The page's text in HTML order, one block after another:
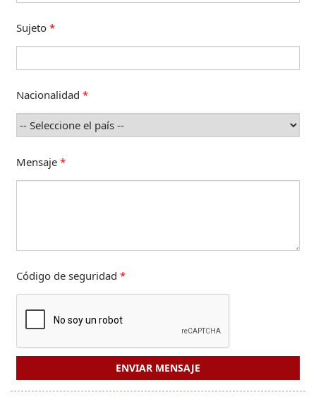
Sujeto *
Nacionalidad *
Mensaje *
Código de seguridad *
ENVIAR MENSAJE